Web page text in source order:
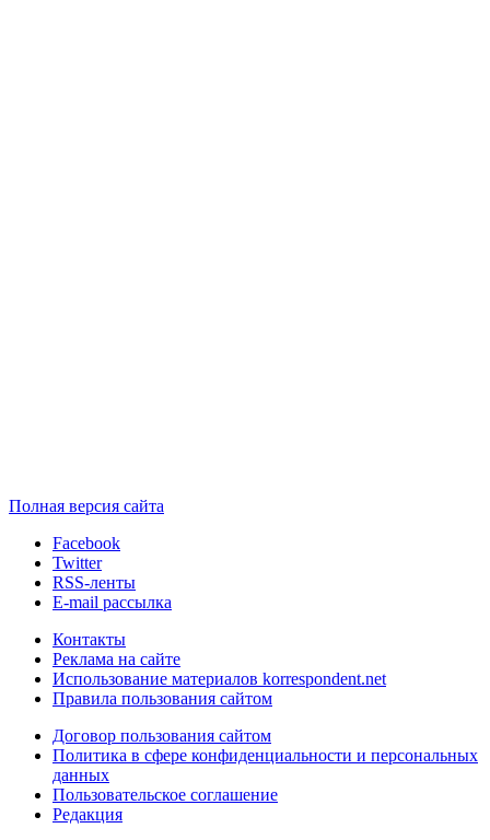
Полная версия сайта
Facebook
Twitter
RSS-ленты
E-mail рассылка
Контакты
Реклама на сайте
Использование материалов korrespondent.net
Правила пользования сайтом
Договор пользования сайтом
Политика в сфере конфиденциальности и персональных
данных
Пользовательское соглашение
Редакция